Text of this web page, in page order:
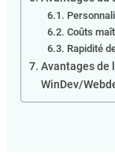
Coûts
Rapidité
Avantages de
WinDev/